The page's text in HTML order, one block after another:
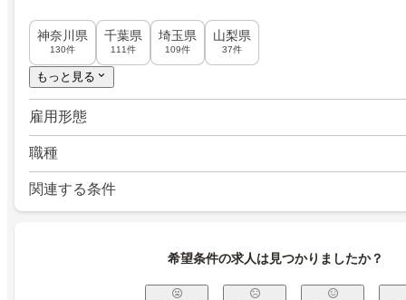
神奈川県
130件
千葉県
111件
埼玉県
109件
山梨県
37件
もっと見る
雇用形態
職種
関連する条件
希望条件の求人は見つかりましたか？